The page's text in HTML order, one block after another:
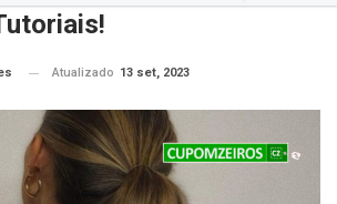
Atualizado 13 set, 2023